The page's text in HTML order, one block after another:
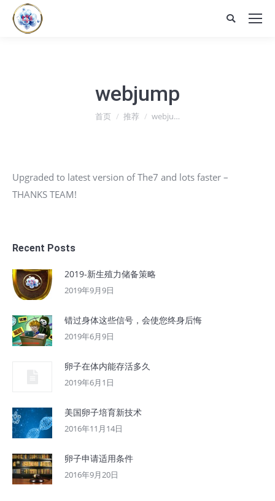
Search:
webjump
您在这里：
首页 推荐 webju…
Upgraded to latest version of The7 and lots faster –
THANKS TEAM!
Recent Posts
2019-新生殖力储备策略
2019年9月9日
错过身体这些信号，会使您终身后悔
2019年6月9日
卵子在体内能存活多久
2019年6月1日
美国卵子培育新技术
2016年11月14日
卵子申请适用条件
2016年9月20日